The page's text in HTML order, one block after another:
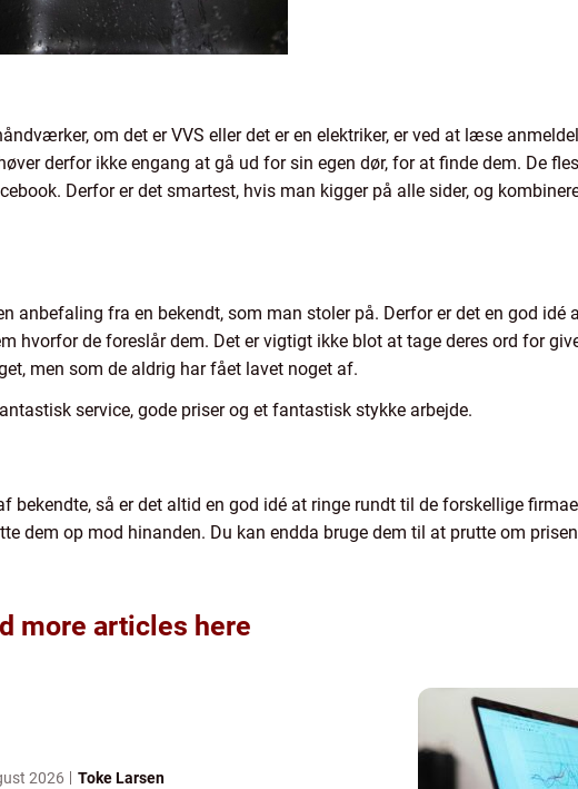
om det er VVS eller det er en elektriker, er ved at læse
derfor ikke engang at gå ud for sin egen dør, for at finde dem. De
Derfor er det smartest, hvis man kigger på alle sider, og
anbefaling fra en bekendt, som man stoler på. Derfor er det en god idé
hvorfor de foreslår dem. Det er vigtigt ikke blot at tage deres ord for
men som de aldrig har fået lavet noget af.
service, gode priser og et fantastisk stykke arbejde.
så er det altid en god idé at ringe rundt til de forskellige
dem op mod hinanden. Du kan endda bruge dem til at prutte om
more articles here
2026 Toke Larsen